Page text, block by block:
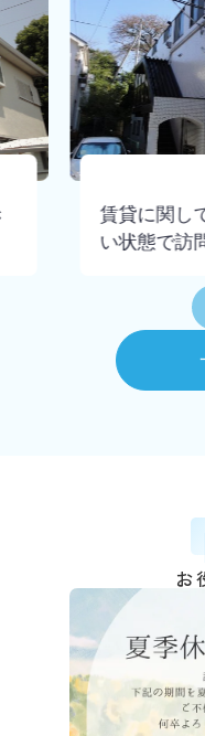
賃貸に関し
い状態で訪
もなく契約
して頂いた
問にも丁
してもしき
お